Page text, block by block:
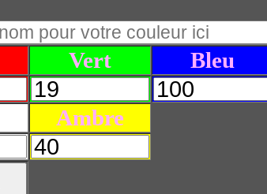
Vert Bleu
Ambre